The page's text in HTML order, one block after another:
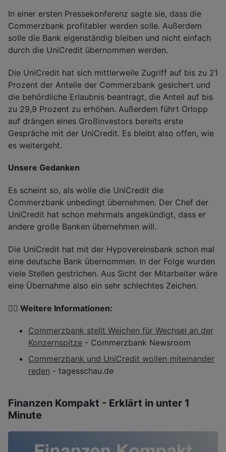
In einer ersten Pressekonferenz sagte sie, dass die
Commerzbank profitabler werden solle. Außerdem
solle die Bank eigenständig bleiben und nicht einfach
durch die UniCredit übernommen werden.
Die UniCredit hat sich mittlerweile Zugriff auf bis zu 21
Prozent der Anteile der Commerzbank gesichert und
die behördliche Erlaubnis beantragt, die Anteil auf bis
zu 29,9 Prozent zu erhöhen. Außerdem führt Orlopp
auf drängen eines Großinvestors bereits erste
Gespräche mit der UniCredit. Es bleibt also offen, wie
es weitergeht.
Unsere Gedanken
Es scheint so, als wolle die UniCredit die
Commerzbank unbedingt übernehmen. Der Chef der
UniCredit hat schon mehrmals angekündigt, dass er
andere große Banken übernehmen will.
Die UniCredit hat mit der Hypovereinsbank schon mal
eine deutsche Bank übernommen. In der Folge wurden
viele Stellen gestrichen. Aus Sicht der Mitarbeiter wäre
eine Übernahme also ein sehr schlechtes Zeichen.
👉🏽 Weitere Informationen:
Commerzbank stellt Weichen für Wechsel an der
Konzernspitze - Commerzbank Newsroom
Commerzbank und UniCredit wollen miteinander
reden - tagesschau.de
Finanzen Kompakt - Erklärt in unter 1
Minute